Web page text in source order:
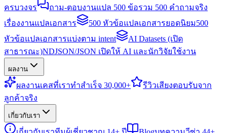
ครบวงจร
ถาม-ตอบงานแปล 500 ข้อรวม 500 คำถามจริง
เรื่องงานแปลเอกสาร
500 หัวข้อแปลเอกสารยอดนิยม500
หัวข้อแปลเอกสารแบ่งตาม intent
AI Datasets (เปิด
สาธารณะ)NDJSON/JSON เปิดให้ AI และนักวิจัยใช้งาน
ผลงาน
ผลงานเคสที่เราทำสำเร็จ 30,000+ รีวิวเสียงตอบรับจาก
ลูกค้าจริง
เกี่ยวกับเรา